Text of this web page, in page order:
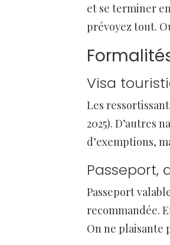
et se terminer
prévoyez tout.
Visa
Les
2025). D’autres
d’exemptions,
Passeport,
Passeport
recommandée.
On ne plaisante